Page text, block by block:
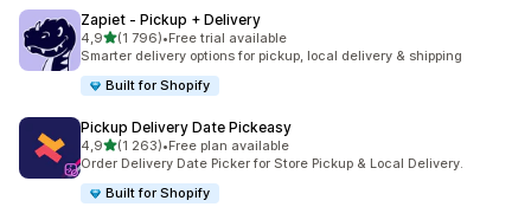
Zapiet ‑ Pickup + Delivery
4,9av 5 stjerner
(1 796)
Totalt 1796 omtaler
•Free trial available
Smarter delivery options for pickup, local delivery & shipping
Built for Shopify
Pickup Delivery Date Pickeasy
4,9av 5 stjerner
(1 263)
Totalt 1263 omtaler
•Free plan available
Order Delivery Date Picker for Store Pickup & Local Delivery.
Built for Shopify